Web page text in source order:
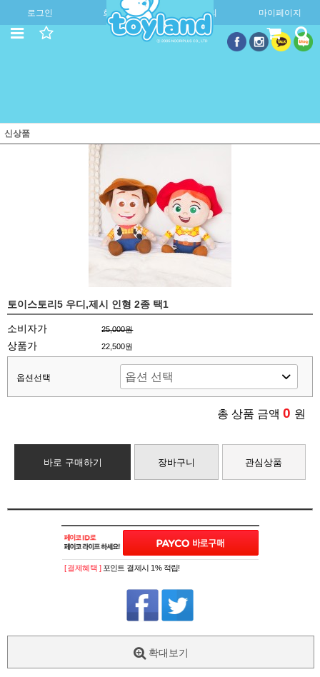
로그인 회원가입 주문조회 마이페이지
신상품
토이스토리5 우디,제시 인형 2종 택1
소비자가 25,000원
상품가 22,500원
옵션선택
총 상품 금액 0 원
바로 구매하기 장바구니 관심상품
[ 결제혜택 ] 포인트 결제시 1% 적립!
확대보기